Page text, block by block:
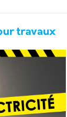
travaux